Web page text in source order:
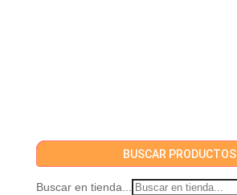
BUSCAR PRODUCTOS
Buscar en tienda...